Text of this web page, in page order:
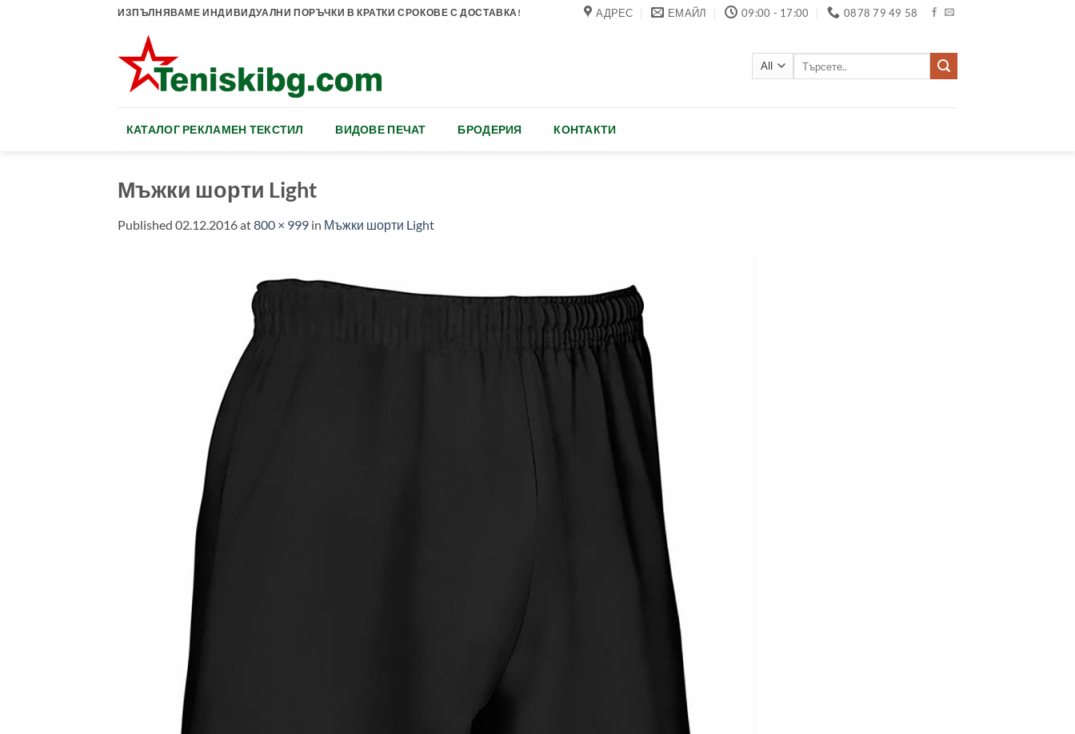
ИЗПЪЛНЯВАМЕ ИНДИВИДУАЛНИ ПОРЪЧКИ В КРАТКИ СРОКОВЕ С ДОСТАВКА! АДРЕС ЕМАЙЛ 09:00 - 17:00 0878 79 49 58
КАТАЛОГ РЕКЛАМЕН ТЕКСТИЛ ВИДОВЕ ПЕЧАТ БРОДЕРИЯ КОНТАКТИ
Мъжки шорти Light
Published 02.12.2016at800 × 999 in Мъжки шорти Light